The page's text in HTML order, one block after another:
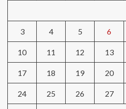
3 4 5 6
10 11 12 13
17 18 19 20
24 25 26 27